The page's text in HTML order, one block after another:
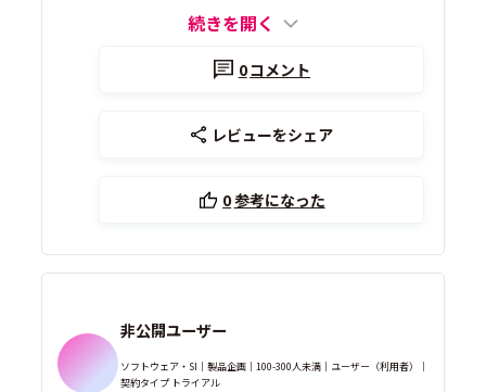
続きを開く
0コメント
レビューをシェア
0参考になった
非公開ユーザー
ソフトウェア・SI｜製品企画｜100-300人未満｜ユーザー（利用者）｜
契約タイプ トライアル